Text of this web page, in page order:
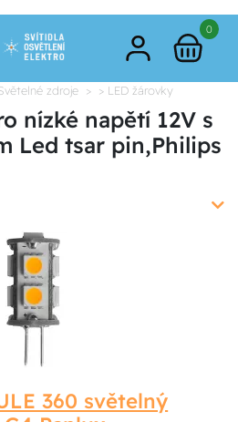
0
zdroje > LED žárovky
nízké napětí 12V s
Led tsar pin,Philips
360 světelný